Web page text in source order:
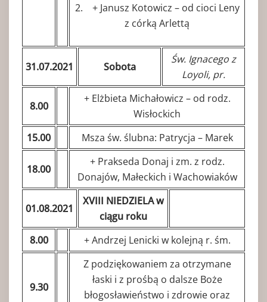
2. + Janusz Kotowicz – od cioci Leny
z córką Arlettą
31.07.2021 Sobota
Św. Ignacego z
Loyoli, pr.
8.00
+ Elżbieta Michałowicz – od rodz.
Wisłockich
15.00
Msza św. ślubna: Patrycja – Marek
18.00
+ Prakseda Donaj i zm. z rodz.
Donajów, Małeckich i Wachowiaków
01.08.2021
XVIII NIEDZIELA w
ciągu roku
8.00
+ Andrzej Lenicki w kolejną r. śm.
9.30
Z podziękowaniem za otrzymane
łaski i z prośbą o dalsze Boże
błogosławieństwo i zdrowie oraz